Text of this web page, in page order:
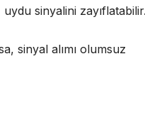
sinyalini
sinyal alımı olumsuz